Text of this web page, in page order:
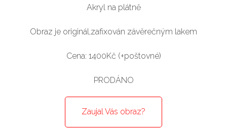
Akryl na plátně
Obraz je originál,zafixován závěrečným lakem
Cena: 1400Kč (+poštovné)
PRODÁNO
Zaujal Vás obraz?